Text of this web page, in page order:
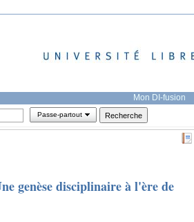
Mon DI-fusion
Passe-partout
genèse disciplinaire à l'ère de